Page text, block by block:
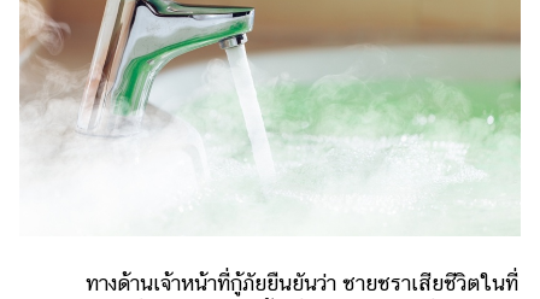
Infographic
บริการ
แอปฯ
กระปุก
ทางด้านเจ้าหน้าที่กู้ภัยยืนยันว่า ชายชราเสียชีวิตในที่